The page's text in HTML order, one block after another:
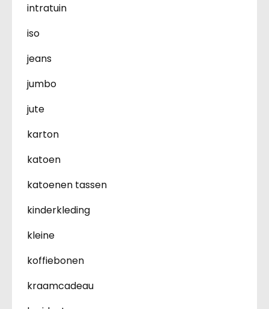
intratuin
iso
jeans
jumbo
jute
karton
katoen
katoenen tassen
kinderkleding
kleine
koffiebonen
kraamcadeau